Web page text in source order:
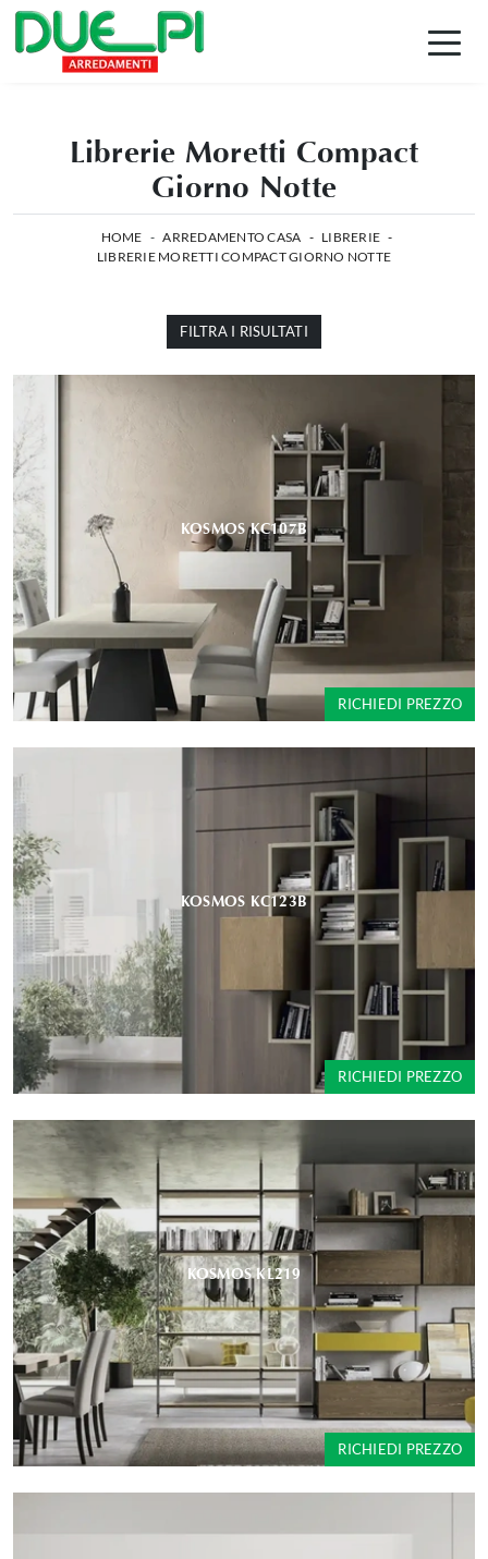
Librerie Moretti Compact
Giorno Notte
HOME - ARREDAMENTO CASA - LIBRERIE -
LIBRERIE MORETTI COMPACT GIORNO NOTTE
FILTRA I RISULTATI
KOSMOS KC107B
RICHIEDI PREZZO
KOSMOS KC123B
RICHIEDI PREZZO
KOSMOS KL219
RICHIEDI PREZZO